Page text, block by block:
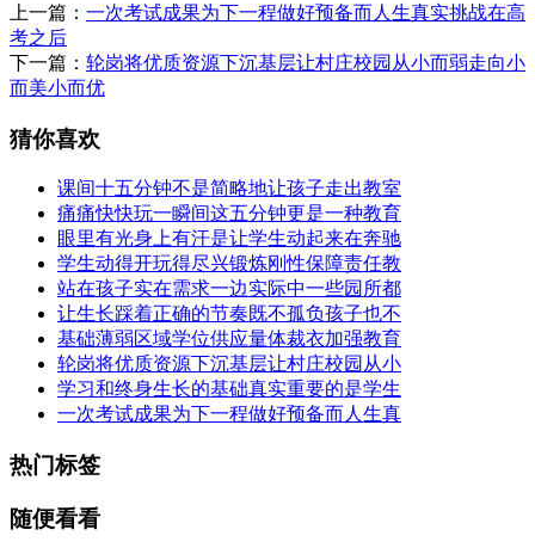
上一篇： 一次考试成果为下一程做好预备而人生真实挑战在高
考之后
下一篇： 轮岗将优质资源下沉基层让村庄校园从小而弱走向小
而美小而优
猜你喜欢
课间十五分钟不是简略地让孩子走出教室
痛痛快快玩一瞬间这五分钟更是一种教育
眼里有光身上有汗是让学生动起来在奔驰
学生动得开玩得尽兴锻炼刚性保障责任教
站在孩子实在需求一边实际中一些园所都
让生长踩着正确的节奏既不孤负孩子也不
基础薄弱区域学位供应量体裁衣加强教育
轮岗将优质资源下沉基层让村庄校园从小
学习和终身生长的基础真实重要的是学生
一次考试成果为下一程做好预备而人生真
热门标签
随便看看